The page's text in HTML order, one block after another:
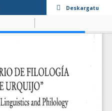
Deskargatu